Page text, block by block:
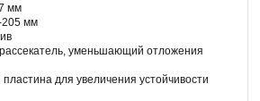
мм
205 мм
уменьшающий отложения
для увеличения устойчивости